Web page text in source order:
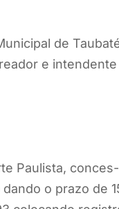
de
e intendente
Paulista, conces-
o prazo de